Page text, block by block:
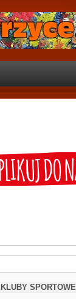
KLUBY SPORTOWE